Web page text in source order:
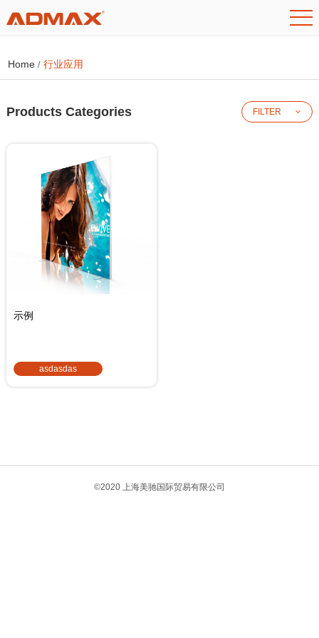
Home / 行业应用
Products Categories FILTER
示例
asdasdas
©2020 上海美驰国际贸易有限公司